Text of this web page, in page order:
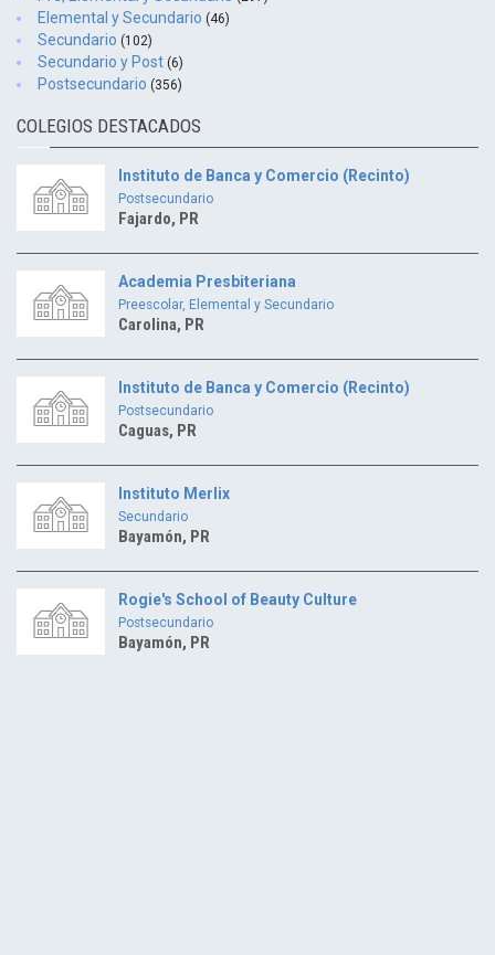
Elemental y Secundario (46)
Secundario (102)
Secundario y Post (6)
Postsecundario (356)
COLEGIOS DESTACADOS
Instituto de Banca y Comercio (Recinto)
Postsecundario
Fajardo, PR
Academia Presbiteriana
Preescolar, Elemental y Secundario
Carolina, PR
Instituto de Banca y Comercio (Recinto)
Postsecundario
Caguas, PR
Instituto Merlix
Secundario
Bayamón, PR
Rogie's School of Beauty Culture
Postsecundario
Bayamón, PR